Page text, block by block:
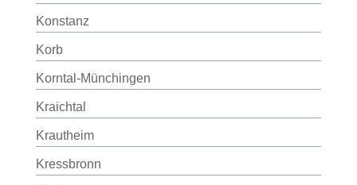
Konstanz
Korb
Korntal-Münchingen
Kraichtal
Krautheim
Kressbronn